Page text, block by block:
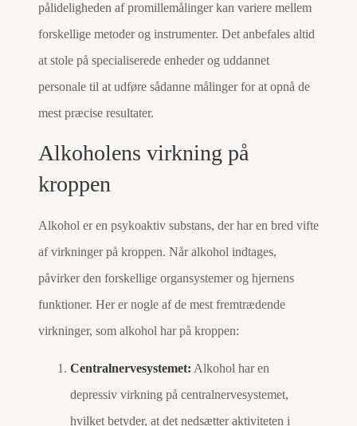
pålideligheden af ​​promillemålinger kan variere mellem
forskellige metoder og instrumenter. Det anbefales altid
at stole på specialiserede enheder og uddannet
personale til at udføre sådanne målinger for at opnå de
mest præcise resultater.
Alkoholens virkning på
kroppen
Alkohol er en psykoaktiv substans, der har en bred vifte
af virkninger på kroppen. Når alkohol indtages,
påvirker den forskellige organsystemer og hjernens
funktioner. Her er nogle af de mest fremtrædende
virkninger, som alkohol har på kroppen:
Centralnervesystemet: Alkohol har en
depressiv virkning på centralnervesystemet,
hvilket betyder, at det nedsætter aktiviteten i